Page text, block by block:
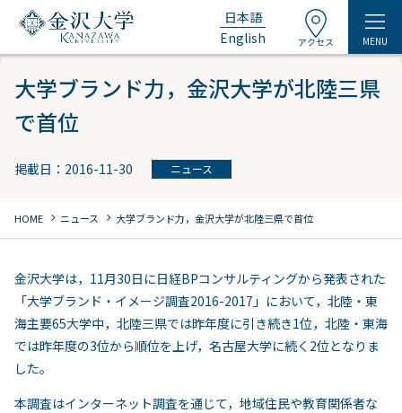
日本語
English
アクセス MENU
大学ブランド力，金沢大学が北陸三県
で首位
掲載日：2016-11-30 ニュース
HOME chevron_right ニュース chevron_right 大学ブランド力，金沢大学が北陸三県で首位
金沢大学は，11月30日に日経BPコンサルティングから発表された
「大学ブランド・イメージ調査2016-2017」において，北陸・東
海主要65大学中，北陸三県では昨年度に引き続き1位，北陸・東海
では昨年度の3位から順位を上げ，名古屋大学に続く2位となりま
した。
本調査はインターネット調査を通じて，地域住民や教育関係者な